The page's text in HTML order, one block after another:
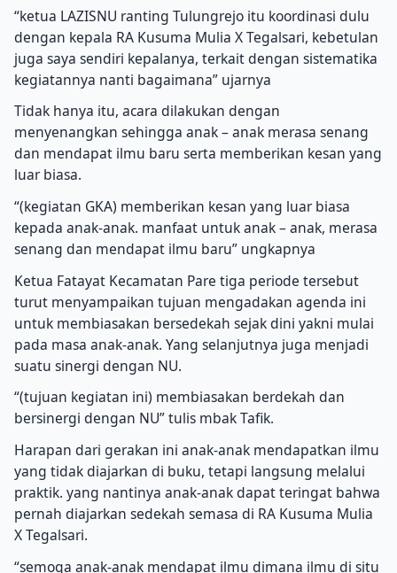
“ketua LAZISNU ranting Tulungrejo itu koordinasi dulu
dengan kepala RA Kusuma Mulia X Tegalsari, kebetulan
juga saya sendiri kepalanya, terkait dengan sistematika
kegiatannya nanti bagaimana” ujarnya
Tidak hanya itu, acara dilakukan dengan
menyenangkan sehingga anak – anak merasa senang
dan mendapat ilmu baru serta memberikan kesan yang
luar biasa.
“(kegiatan GKA) memberikan kesan yang luar biasa
kepada anak-anak. manfaat untuk anak – anak, merasa
senang dan mendapat ilmu baru” ungkapnya
Ketua Fatayat Kecamatan Pare tiga periode tersebut
turut menyampaikan tujuan mengadakan agenda ini
untuk membiasakan bersedekah sejak dini yakni mulai
pada masa anak-anak. Yang selanjutnya juga menjadi
suatu sinergi dengan NU.
“(tujuan kegiatan ini) membiasakan berdekah dan
bersinergi dengan NU” tulis mbak Tafik.
Harapan dari gerakan ini anak-anak mendapatkan ilmu
yang tidak diajarkan di buku, tetapi langsung melalui
praktik. yang nantinya anak-anak dapat teringat bahwa
pernah diajarkan sedekah semasa di RA Kusuma Mulia
X Tegalsari.
“semoga anak-anak mendapat ilmu dimana ilmu di situ